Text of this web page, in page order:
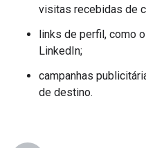
visitas recebidas de
links de perfil, como
LinkedIn;
campanhas
de destino.